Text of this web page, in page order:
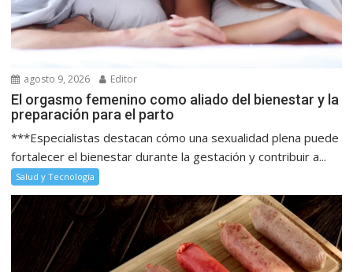
agosto 9, 2026 Editor
El orgasmo femenino como aliado del bienestar y la
preparación para el parto
***Especialistas destacan cómo una sexualidad plena puede
fortalecer el bienestar durante la gestación y contribuir a...
Salud y Tecnología